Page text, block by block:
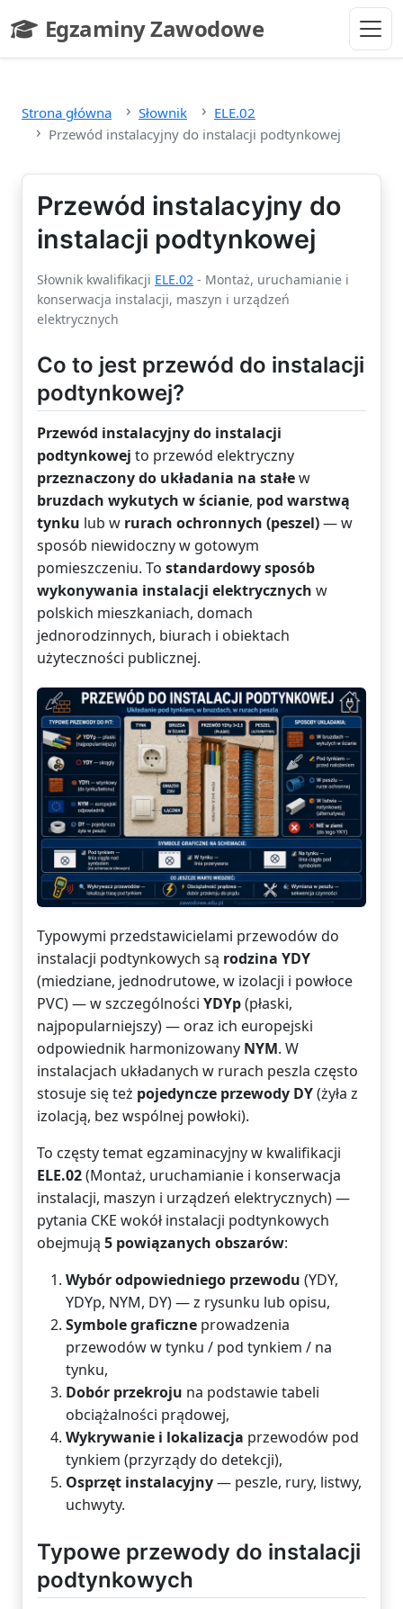
Egzaminy Zawodowe
- strona główna
Strona główna Słownik
ELE.02
Przewód instalacyjny do instalacji podtynkowej
Przewód instalacyjny do
instalacji podtynkowej
Słownik kwalifikacji ELE.02 - Montaż, uruchamianie i
konserwacja instalacji, maszyn i urządzeń
elektrycznych
Co to jest przewód do instalacji
podtynkowej?
Przewód instalacyjny do instalacji
podtynkowej to przewód elektryczny
przeznaczony do układania na stałew
bruzdach wykutych w ścianie, pod warstwą
tynku lub w rurach ochronnych (peszel)— w
sposób niewidoczny w gotowym
pomieszczeniu. To standardowy sposób
wykonywania instalacji elektrycznych w
polskich mieszkaniach, domach
jednorodzinnych, biurach i obiektach
użyteczności publicznej.
Typowymi przedstawicielami przewodów do
instalacji podtynkowych są rodzina YDY
(miedziane, jednodrutowe, w izolacji i powłoce
PVC) — w szczególności YDYp(płaski,
najpopularniejszy) — oraz ich europejski
odpowiednik harmonizowany NYM. W
instalacjach układanych w rurach peszla często
stosuje się też pojedyncze przewody DY(żyła z
izolacją, bez wspólnej powłoki).
To częsty temat egzaminacyjny w kwalifikacji
ELE.02(Montaż, uruchamianie i konserwacja
instalacji, maszyn i urządzeń elektrycznych) —
pytania CKE wokół instalacji podtynkowych
obejmują 5 powiązanych obszarów:
Wybór odpowiedniego przewodu (YDY,
YDYp, NYM, DY) — z rysunku lub opisu,
Symbole graficzne prowadzenia
przewodów w tynku / pod tynkiem / na
tynku,
Dobór przekroju na podstawie tabeli
obciążalności prądowej,
Wykrywanie i lokalizacja przewodów pod
tynkiem (przyrządy do detekcji),
Osprzęt instalacyjny— peszle, rury, listwy,
uchwyty.
Typowe przewody do instalacji
podtynkowych